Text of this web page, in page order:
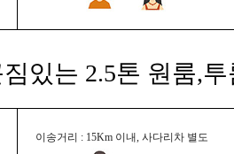
있는 2.5톤 원룸,
이송거리 : 15Km 이내, 사다리차 별도